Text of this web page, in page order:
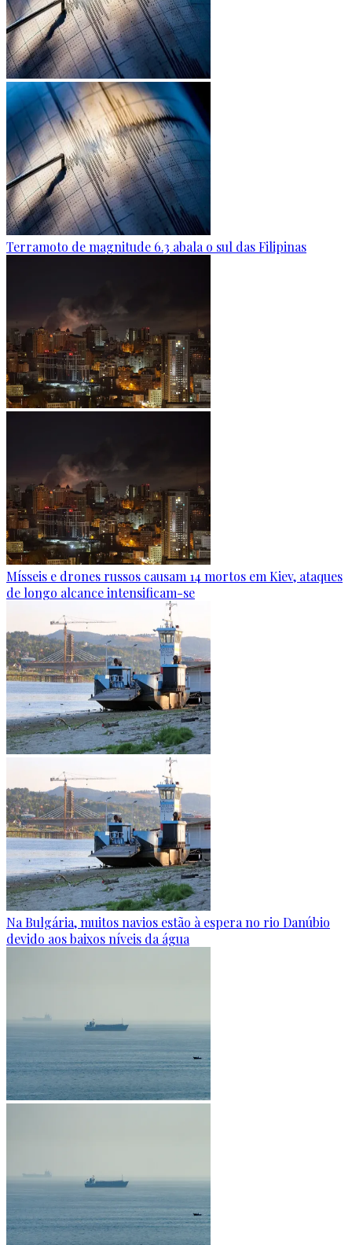
Terramoto de magnitude 6.3 abala o sul das Filipinas
Mísseis e drones russos causam 14 mortos em Kiev, ataques
de longo alcance intensificam-se
Na Bulgária, muitos navios estão à espera no rio Danúbio
devido aos baixos níveis da água